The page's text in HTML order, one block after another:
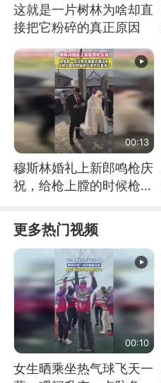
这就是一片树林为啥却直
接把它粉碎的真正原因
00:13
穆斯林婚礼上新郎鸣枪庆
祝，给枪上膛的时候枪口
更多热门视频
00:10
女生晒乘坐热气球飞天一